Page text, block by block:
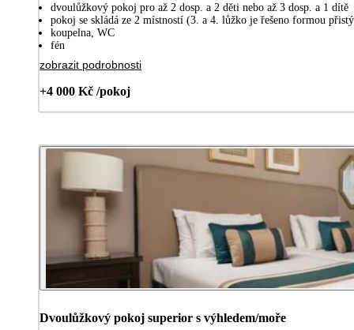
dvoulůžkový pokoj pro až 2 dosp. a 2 děti nebo až 3 dosp. a 1 dítě
pokoj se skládá ze 2 místností (3. a 4. lůžko je řešeno formou
koupelna, WC
fén
zobrazit podrobnosti
+4 000 Kč /pokoj
Dvoulůžkový pokoj superior s výhledem/moře